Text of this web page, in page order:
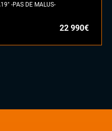
-PAS DE MALUS-
22 990€